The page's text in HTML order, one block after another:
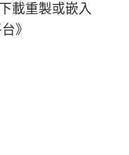
載重製或嵌入
》